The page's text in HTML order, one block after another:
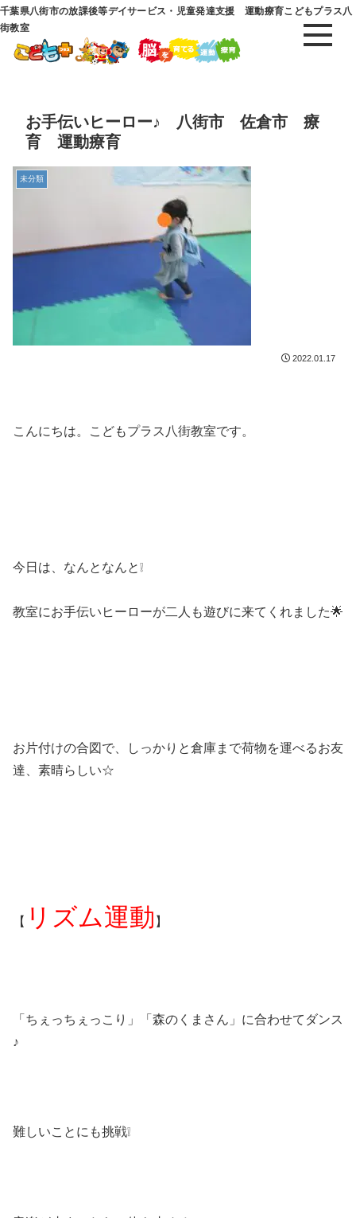
千葉県八街市の放課後等デイサービス・児童発達支援 運動療育こどもプラス八
街教室
お手伝いヒーロー♪ 八街市 佐倉市 療
育 運動療育
未分類
2022.01.17
こんにちは。こどもプラス八街教室です。
今日は、なんとなんと❕
教室にお手伝いヒーローが二人も遊びに来てくれました🌟
お片付けの合図で、しっかりと倉庫まで荷物を運べるお友
達、素晴らしい☆
【 リズム運動 】
「ちぇっちぇっこり」「森のくまさん」に合わせてダンス
♪
難しいことにも挑戦❕